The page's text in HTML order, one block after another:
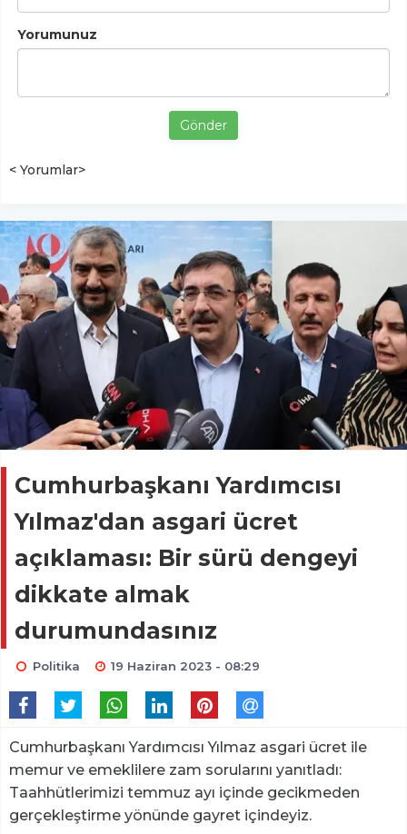
Yorumunuz
Gönder
< Yorumlar>
Cumhurbaşkanı Yardımcısı
Yılmaz'dan asgari ücret
açıklaması: Bir sürü dengeyi
dikkate almak
durumundasınız
Politika 19 Haziran 2023 - 08:29
Cumhurbaşkanı Yardımcısı Yılmaz asgari ücret ile
memur ve emeklilere zam sorularını yanıtladı:
Taahhütlerimizi temmuz ayı içinde gecikmeden
gerçekleştirme yönünde gayret içindeyiz.